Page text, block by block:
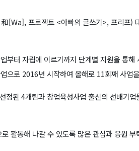
[Wa], 프로젝트 <아빠의 글쓰기>, 프리프)
부터 자립에 이르기까지 단계별 지원을 통해
으로 2016년 시작하여 올해로 11회째 사업
된 4개팀과 창업육성사업 출신의 선배기
활동해 나갈 수 있도록 많은 관심과 응원 부